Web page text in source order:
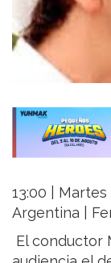
13:00 | Martes
Argentina |
El conductor